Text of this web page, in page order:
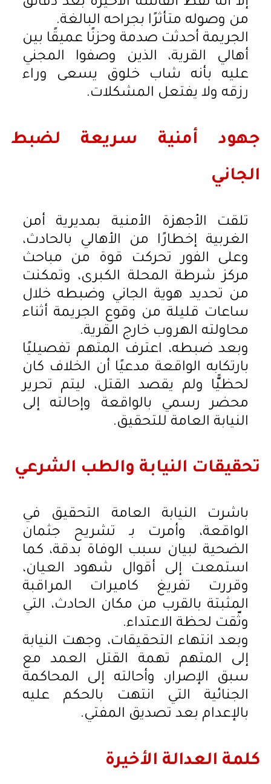
من وصوله متأثرًا بجراحه البالغة.
الجريمة أحدثت صدمة وحزنًا عميقًا بين
أهالي القرية، الذين وصفوا المجني
عليه بأنه شاب خلوق يسعى وراء
رزقه ولا يفتعل المشكلات.
جهود أمنية سريعة لضبط
الجاني
تلقت الأجهزة الأمنية بمديرية أمن
الغربية إخطارًا من الأهالي بالحادث،
وعلى الفور تحركت قوة من مباحث
مركز شرطة المحلة الكبرى، وتمكنت
من تحديد هوية الجاني وضبطه خلال
ساعات قليلة من وقوع الجريمة أثناء
محاولته الهروب خارج القرية.
وبعد ضبطه، اعترف المتهم تفصيليًا
بارتكابه الواقعة مدعيًا أن الخلاف كان
لحظيًّا ولم يقصد القتل، ليتم تحرير
محضر رسمي بالواقعة وإحالته إلى
النيابة العامة للتحقيق.
تحقيقات النيابة والطب الشرعي
باشرت النيابة العامة التحقيق في
الواقعة، وأمرت بـ تشريح جثمان
الضحية لبيان سبب الوفاة بدقة، كما
استمعت إلى أقوال شهود العيان،
وقررت تفريغ كاميرات المراقبة
المثبتة بالقرب من مكان الحادث، التي
وثّقت لحظة الاعتداء.
وبعد انتهاء التحقيقات، وجهت النيابة
إلى المتهم تهمة القتل العمد مع
سبق الإصرار، وأحالته إلى المحاكمة
الجنائية التي انتهت بالحكم عليه
بالإعدام بعد تصديق المفتي.
كلمة العدالة الأخيرة